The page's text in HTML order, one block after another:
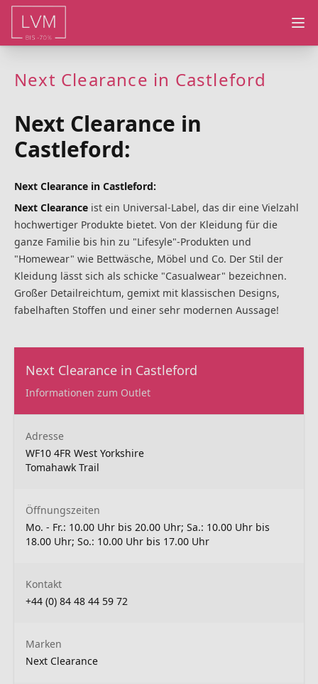
Next Clearance in Castleford
Next Clearance in
Castleford:
Next Clearance in Castleford:
Next Clearance ist ein Universal-Label, das dir eine Vielzahl
hochwertiger Produkte bietet. Von der Kleidung für die
ganze Familie bis hin zu "Lifesyle"-Produkten und
"Homewear" wie Bettwäsche, Möbel und Co. Der Stil der
Kleidung lässt sich als schicke "Casualwear" bezeichnen.
Großer Detailreichtum, gemixt mit klassischen Designs,
fabelhaften Stoffen und einer sehr modernen Aussage!
Next Clearance in Castleford
Informationen zum Outlet
Adresse
WF10 4FR West Yorkshire
Tomahawk Trail
Öffnungszeiten
Mo. - Fr.: 10.00 Uhr bis 20.00 Uhr; Sa.: 10.00 Uhr bis
18.00 Uhr; So.: 10.00 Uhr bis 17.00 Uhr
Kontakt
+44 (0) 84 48 44 59 72
Marken
Next Clearance